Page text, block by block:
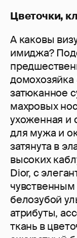
Цветочки,
А каковы
имиджа?
домохозяйка
затюканное
махровых
ухоженная и
для мужа и
затянута в
высоких
Dior, с
белозубой
атрибуты,
ткань в